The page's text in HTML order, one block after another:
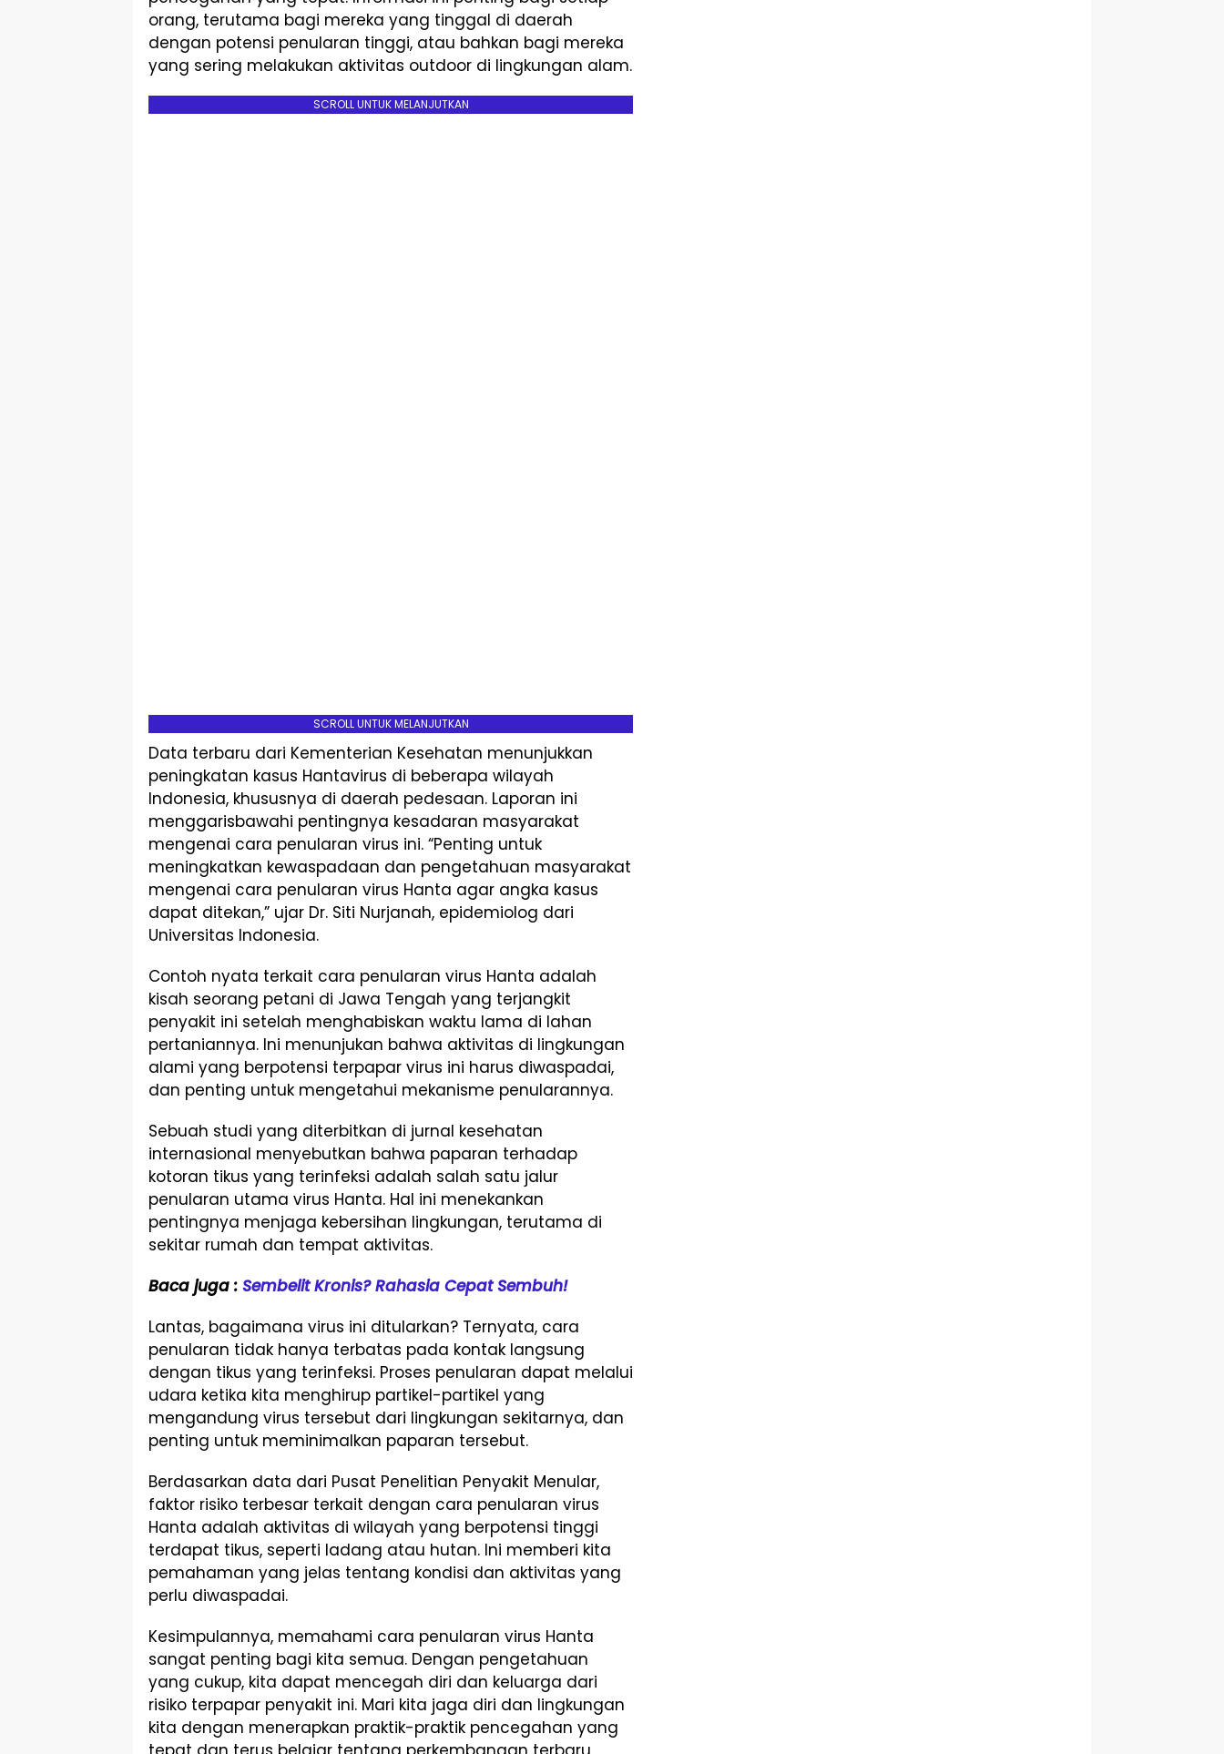
orang, terutama bagi mereka yang tinggal di daerah
dengan potensi penularan tinggi, atau bahkan bagi mereka
yang sering melakukan aktivitas outdoor di lingkungan alam.
SCROLL UNTUK MELANJUTKAN
SCROLL UNTUK MELANJUTKAN
Data terbaru dari Kementerian Kesehatan menunjukkan
peningkatan kasus Hantavirus di beberapa wilayah
Indonesia, khususnya di daerah pedesaan. Laporan ini
menggarisbawahi pentingnya kesadaran masyarakat
mengenai cara penularan virus ini. “Penting untuk
meningkatkan kewaspadaan dan pengetahuan masyarakat
mengenai cara penularan virus Hanta agar angka kasus
dapat ditekan,” ujar Dr. Siti Nurjanah, epidemiolog dari
Universitas Indonesia.
Contoh nyata terkait cara penularan virus Hanta adalah
kisah seorang petani di Jawa Tengah yang terjangkit
penyakit ini setelah menghabiskan waktu lama di lahan
pertaniannya. Ini menunjukan bahwa aktivitas di lingkungan
alami yang berpotensi terpapar virus ini harus diwaspadai,
dan penting untuk mengetahui mekanisme penularannya.
Sebuah studi yang diterbitkan di jurnal kesehatan
internasional menyebutkan bahwa paparan terhadap
kotoran tikus yang terinfeksi adalah salah satu jalur
penularan utama virus Hanta. Hal ini menekankan
pentingnya menjaga kebersihan lingkungan, terutama di
sekitar rumah dan tempat aktivitas.
Baca juga : Sembelit Kronis? Rahasia Cepat Sembuh!
Lantas, bagaimana virus ini ditularkan? Ternyata, cara
penularan tidak hanya terbatas pada kontak langsung
dengan tikus yang terinfeksi. Proses penularan dapat melalui
udara ketika kita menghirup partikel-partikel yang
mengandung virus tersebut dari lingkungan sekitarnya, dan
penting untuk meminimalkan paparan tersebut.
Berdasarkan data dari Pusat Penelitian Penyakit Menular,
faktor risiko terbesar terkait dengan cara penularan virus
Hanta adalah aktivitas di wilayah yang berpotensi tinggi
terdapat tikus, seperti ladang atau hutan. Ini memberi kita
pemahaman yang jelas tentang kondisi dan aktivitas yang
perlu diwaspadai.
Kesimpulannya, memahami cara penularan virus Hanta
sangat penting bagi kita semua. Dengan pengetahuan
yang cukup, kita dapat mencegah diri dan keluarga dari
risiko terpapar penyakit ini. Mari kita jaga diri dan lingkungan
kita dengan menerapkan praktik-praktik pencegahan yang